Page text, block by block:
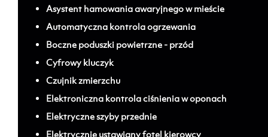
Asystent hamowania awaryjnego w mieście
Automatyczna kontrola ogrzewania
Boczne poduszki powietrzne - przód
Cyfrowy kluczyk
Czujnik zmierzchu
Elektroniczna kontrola ciśnienia w oponach
Elektryczne szyby przednie
Elektrycznie ustawiany fotel kierowcy